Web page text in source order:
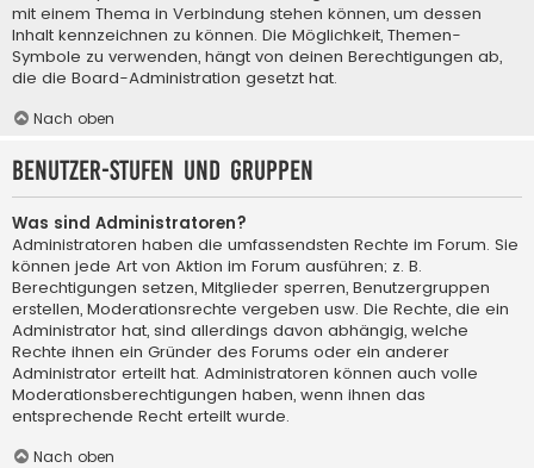
mit einem Thema in Verbindung stehen können, um dessen
Inhalt kennzeichnen zu können. Die Möglichkeit, Themen-
Symbole zu verwenden, hängt von deinen Berechtigungen ab,
die die Board-Administration gesetzt hat.
Nach oben
Benutzer-Stufen und Gruppen
Was sind Administratoren?
Administratoren haben die umfassendsten Rechte im Forum. Sie
können jede Art von Aktion im Forum ausführen; z. B.
Berechtigungen setzen, Mitglieder sperren, Benutzergruppen
erstellen, Moderationsrechte vergeben usw. Die Rechte, die ein
Administrator hat, sind allerdings davon abhängig, welche
Rechte ihnen ein Gründer des Forums oder ein anderer
Administrator erteilt hat. Administratoren können auch volle
Moderationsberechtigungen haben, wenn ihnen das
entsprechende Recht erteilt wurde.
Nach oben